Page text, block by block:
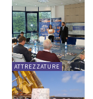
ATTREZZATURE